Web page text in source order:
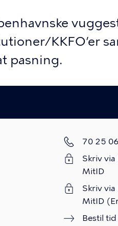
KKFO’er
pasning.
Telefon
70 25
Skriv
MitID
Skriv
MitID
Bestil tid